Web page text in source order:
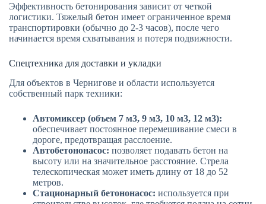
Эффективность бетонирования зависит от четкой
логистики. Тяжелый бетон имеет ограниченное время
транспортировки (обычно до 2-3 часов), после чего
начинается время схватывания и потеря подвижности.
Спецтехника для доставки и укладки
Для объектов в Чернигове и области используется
собственный парк техники:
Автомиксер (объем 7 м3, 9 м3, 10 м3, 12 м3):
обеспечивает постоянное перемешивание смеси в
дороге, предотвращая расслоение.
Автобетононасос: позволяет подавать бетон на
высоту или на значительное расстояние. Стрела
телескопическая может иметь длину от 18 до 52
метров.
Стационарный бетононасос: используется при